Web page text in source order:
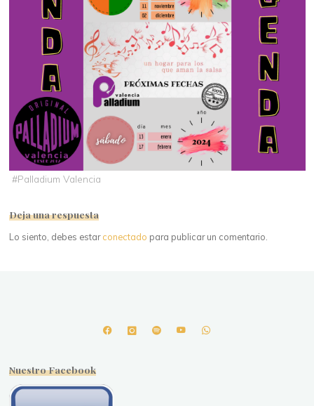
#Palladium Valencia
Deja una respuesta
Lo siento, debes estarconectado para publicar un comentario.
Nuestro Facebook